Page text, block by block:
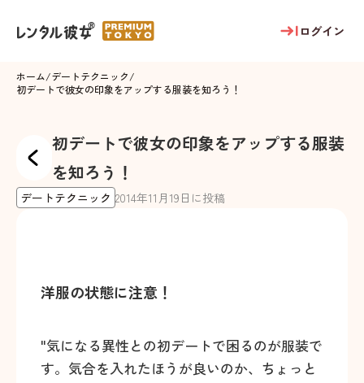
ログイン
ホーム/デートテクニック/
初デートで彼女の印象をアップする服装を知ろう！
初デートで彼女の印象をアップする服装
を知ろう！
デートテクニック 2014年11 月 19 日に投稿
洋服の状態に注意！
"気になる異性との初デートで困るのが服装で
す。気合を入れたほうが良いのか、ちょっと